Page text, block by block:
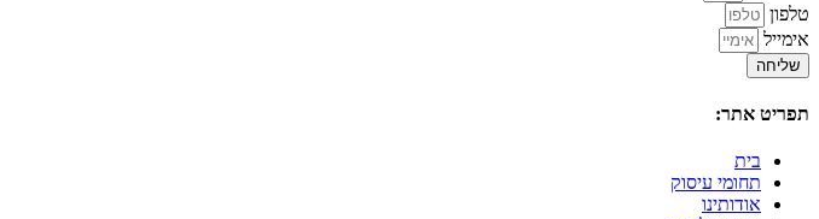
טלפון
אימייל
שליחה
תפריט אתר:
בית
תחומי עיסוק
אודותינו